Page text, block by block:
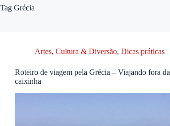
Tag Grécia
Artes, Cultura & Diversão, Dicas práticas
Roteiro de viagem pela Grécia – Viajando fora da
caixinha